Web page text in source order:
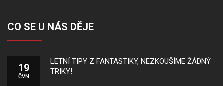
CO SE U NÁS DĚJE
19
ČVN
LETNÍ TIPY Z FANTASTIKY, NEZKOUŠÍME ŽÁDNÝ
TRIKY!